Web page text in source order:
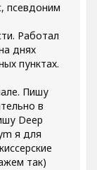
псевдоним
Работал
днях
пунктах.
Пишу
в
Deep
я для
так)